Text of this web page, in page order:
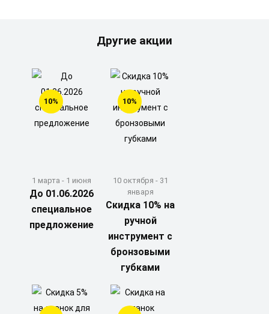
Другие акции
10%
1 марта - 1 июня
До 01.06.2026
специальное
предложение
10%
10 октября - 31
января
Скидка 10% на
ручной
инструмент с
бронзовыми
губками